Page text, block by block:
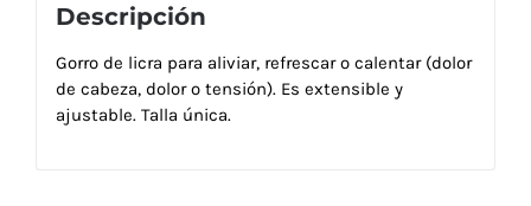
Descripción
Gorro de licra para aliviar, refrescar o calentar (dolor
de cabeza, dolor o tensión). Es extensible y
ajustable. Talla única.